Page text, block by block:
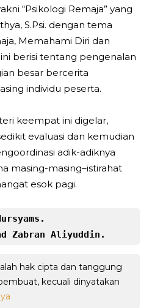
“Psikologi Remaja” yang
S.Psi. dengan tema
Memahami Diri dan
berisi tentang pengenalan
besar bercerita
individu peserta.
keempat ini digelar,
evaluasi dan kemudian
adik-adiknya
masing-masing–istirahat
esok pagi.
Zabran Aliyuddin.
hak cipta dan tanggung
kecuali dinyatakan